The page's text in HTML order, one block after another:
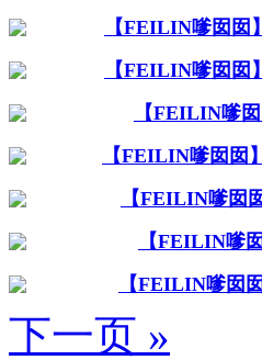
【FEILIN嗲囡囡
【FEILIN嗲囡囡
【FEILIN嗲
【FEILIN嗲囡囡
【FEILIN嗲囡
【FEILIN嗲
【FEILIN嗲囡
下一页 »